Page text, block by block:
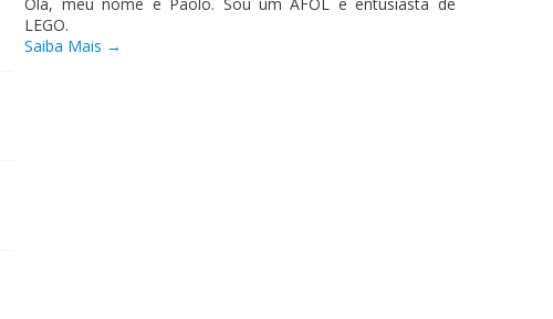
LEGO.
Saiba Mais →